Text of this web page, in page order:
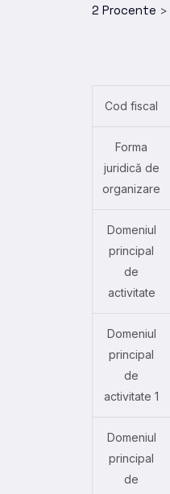
2 Procente >
Cod fiscal
Forma
juridică de
organizare
Domeniul
principal
de
activitate
Domeniul
principal
de
activitate 1
Domeniul
principal
de